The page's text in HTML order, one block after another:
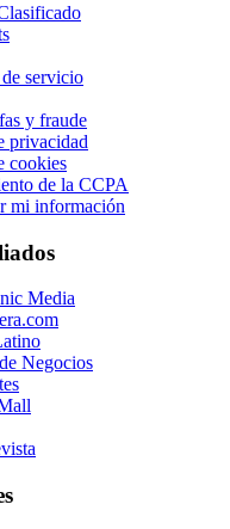
servicio
y fraude
privacidad
cookies
de la CCPA
mi información
Media
Negocios